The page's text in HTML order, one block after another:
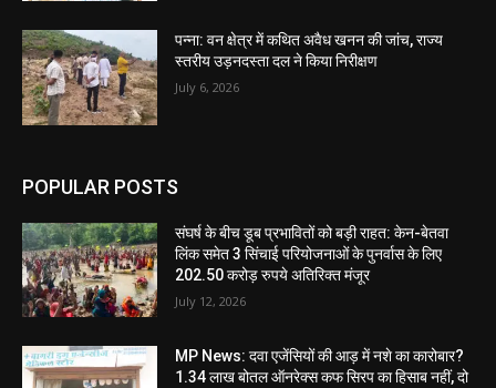
पन्ना: वन क्षेत्र में कथित अवैध खनन की जांच, राज्य
स्तरीय उड़नदस्ता दल ने किया निरीक्षण
July 6, 2026
POPULAR POSTS
संघर्ष के बीच डूब प्रभावितों को बड़ी राहत: केन-बेतवा
लिंक समेत 3 सिंचाई परियोजनाओं के पुनर्वास के लिए
202.50 करोड़ रुपये अतिरिक्त मंजूर
July 12, 2026
MP News: दवा एजेंसियों की आड़ में नशे का कारोबार?
1.34 लाख बोतल ऑनरेक्स कफ सिरप का हिसाब नहीं, दो